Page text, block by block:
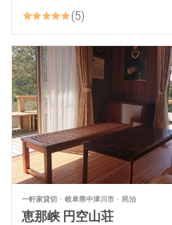
5
一軒家貸切 岐阜県中津川市 民泊
恵那峡 円空山荘